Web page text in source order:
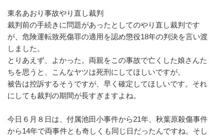
東名あおり事故やり直し裁判
裁判前の手続きに問題があったとしてのやり直し裁判です
が、危険運転致死傷罪の適用を認め懲役18年の判決を言い渡
しました。
とりあえず、よかった。両親をこの事故で亡くした娘さんた
ちを思うと、こんなヤツは死刑にしてほしいですが。
被告は控訴するそうですが、早く確定してほしいです。それ
にしても裁判の期間が長すぎますよね。
今日６月８日は、付属池田小事件から21年、秋葉原殺傷事件
から14年で両事件とも奇しくも同じ日だったんですね。そし